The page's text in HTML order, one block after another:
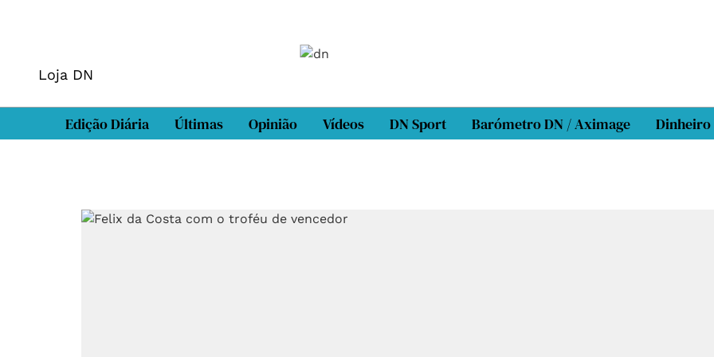
Loja DN
Edição Diária Últimas Opinião Vídeos DN Sport Barómetro DN / Aximage Dinheiro